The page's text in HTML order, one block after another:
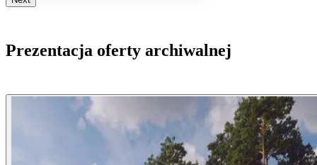
Prezentacja oferty archiwalnej